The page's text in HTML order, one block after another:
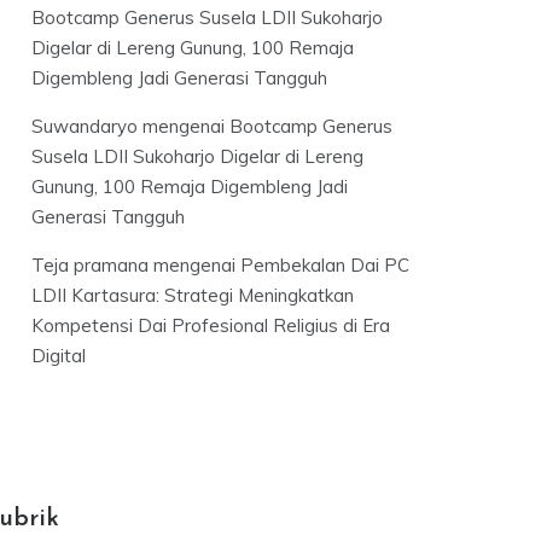
Bootcamp Generus Susela LDII Sukoharjo
Digelar di Lereng Gunung, 100 Remaja
Digembleng Jadi Generasi Tangguh
Suwandaryo mengenai Bootcamp Generus
Susela LDII Sukoharjo Digelar di Lereng
Gunung, 100 Remaja Digembleng Jadi
Generasi Tangguh
Teja pramana mengenai Pembekalan Dai PC
LDII Kartasura: Strategi Meningkatkan
Kompetensi Dai Profesional Religius di Era
Digital